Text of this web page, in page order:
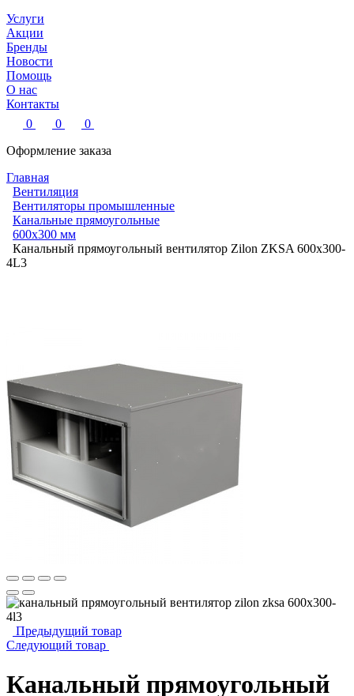
Услуги
Акции
Бренды
Новости
Помощь
О нас
Контакты
0
0
0
Оформление заказа
Главная
Вентиляция
Вентиляторы промышленные
Канальные прямоугольные
600х300 мм
Канальный прямоугольный вентилятор Zilon ZKSA 600х300-
4L3
Предыдущий товар
Следующий товар
Канальный прямоугольный